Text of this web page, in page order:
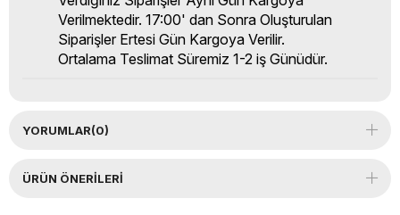
Verilmektedir. 17:00' dan Sonra Oluşturulan
Siparişler Ertesi Gün Kargoya Verilir.
Ortalama Teslimat Süremiz 1-2 iş Günüdür.
YORUMLAR(0)
ÜRÜN ÖNERILERI